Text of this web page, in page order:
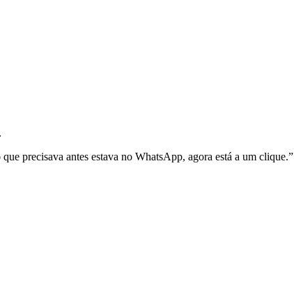
precisava antes estava no WhatsApp, agora está a um clique.”